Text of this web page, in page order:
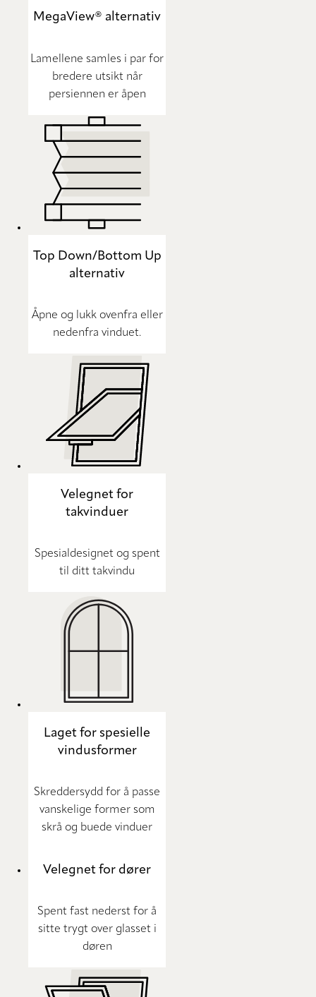
MegaView® alternativ
Lamellene samles i par for
bredere utsikt når
persiennen er åpen
Top Down/Bottom Up
alternativ
Åpne og lukk ovenfra eller
nedenfra vinduet.
Velegnet for
takvinduer
Spesialdesignet og spent
til ditt takvindu
Laget for spesielle
vindusformer
Skreddersydd for å passe
vanskelige former som
skrå og buede vinduer
Velegnet for dører
Spent fast nederst for å
sitte trygt over glasset i
døren